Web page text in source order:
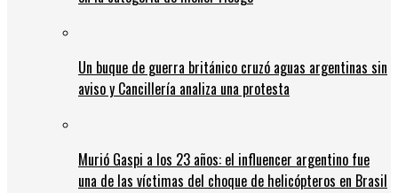
Un buque de guerra británico cruzó aguas argentinas sin
aviso y Cancillería analiza una protesta
Murió Gaspi a los 23 años: el influencer argentino fue
una de las víctimas del choque de helicópteros en Brasil